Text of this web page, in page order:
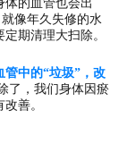
体的血管也会出
像年久失修的水
期清理大扫除。
中的“垃圾”，改
了，我们身体因瘀
善。